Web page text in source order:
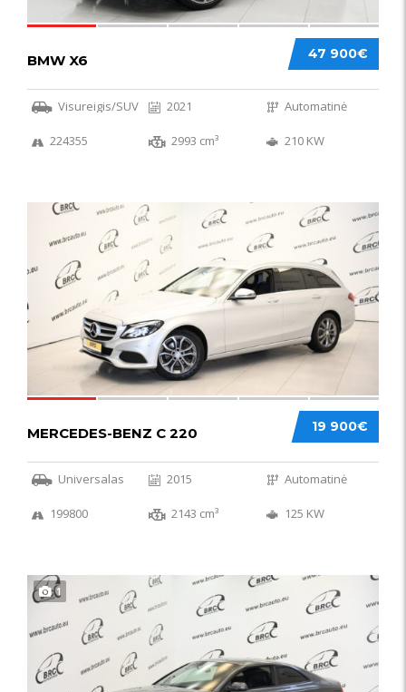
47 900€
BMW X6
Visureigis/SUV 2021 Automatinė
224355 2993 cm³ 210 KW
52
19 900€
MERCEDES-BENZ C 220
Universalas 2015 Automatinė
199800 2143 cm³ 125 KW
1